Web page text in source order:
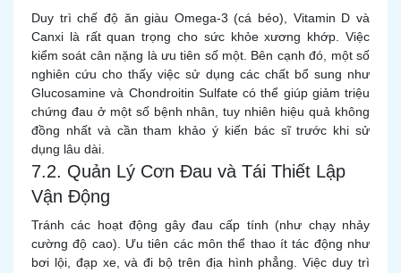
Duy trì chế độ ăn giàu Omega-3 (cá béo), Vitamin D và
Canxi là rất quan trọng cho sức khỏe xương khớp. Việc
kiểm soát cân nặng là ưu tiên số một. Bên cạnh đó, một số
nghiên cứu cho thấy việc sử dụng các chất bổ sung như
Glucosamine và Chondroitin Sulfate có thể giúp giảm triệu
chứng đau ở một số bệnh nhân, tuy nhiên hiệu quả không
đồng nhất và cần tham khảo ý kiến bác sĩ trước khi sử
dụng lâu dài.
7.2. Quản Lý Cơn Đau và Tái Thiết Lập
Vận Động
Tránh các hoạt động gây đau cấp tính (như chạy nhảy
cường độ cao). Ưu tiên các môn thể thao ít tác động như
bơi lội, đạp xe, và đi bộ trên địa hình phẳng. Việc duy trì